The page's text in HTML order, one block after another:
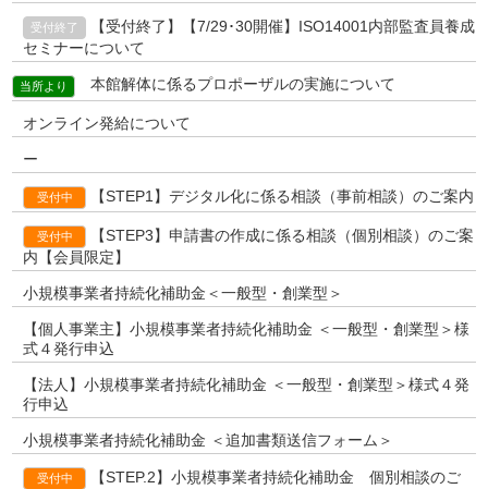
受付終了
【受付終了】【7/29･30開催】ISO14001内部監査員養成
セミナーについて
当所より 本館解体に係るプロポーザルの実施について
オンライン発給について
ー
受付中 【STEP1】デジタル化に係る相談（事前相談）のご案内
受付中
【STEP3】申請書の作成に係る相談（個別相談）のご案
内【会員限定】
小規模事業者持続化補助金＜一般型・創業型＞
【個人事業主】小規模事業者持続化補助金 ＜一般型・創業型＞様
式４発行申込
【法人】小規模事業者持続化補助金 ＜一般型・創業型＞様式４発
行申込
小規模事業者持続化補助金 ＜追加書類送信フォーム＞
受付中
【STEP.2】小規模事業者持続化補助金 個別相談のご